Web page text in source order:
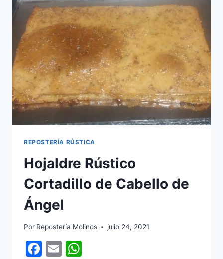
REPOSTERÍA RÚSTICA
Hojaldre Rústico
Cortadillo de Cabello de
Ángel
Por Repostería Molinos julio 24, 2021
Facebook
Email